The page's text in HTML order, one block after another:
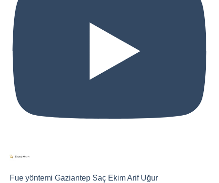
Fue yöntemi Gaziantep Saç Ekim Arif Uğur ​⁠